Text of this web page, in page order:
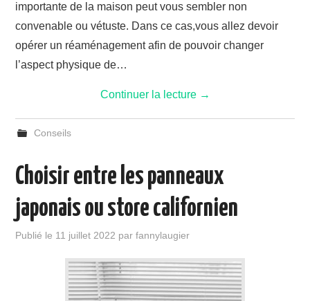
importante de la maison peut vous sembler non
convenable ou vétuste. Dans ce cas,vous allez devoir
opérer un réaménagement afin de pouvoir changer
l’aspect physique de…
Continuer la lecture →
Conseils
Choisir entre les panneaux
japonais ou store californien
Publié le 11 juillet 2022 parfannylaugier